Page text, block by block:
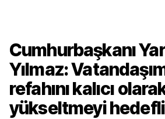
Cumhurbaşkanı
Yılmaz:
refahını kalıcı
yükseltmeyi